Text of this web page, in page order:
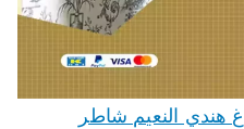
66616884 صباغ هندي النعيم شاطر